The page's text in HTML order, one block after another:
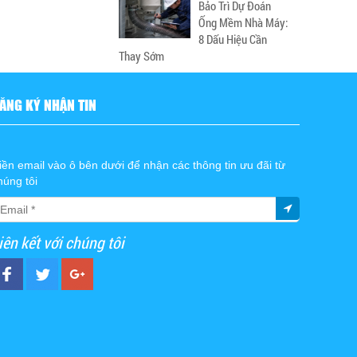
Bảo Trì Dự Đoán
Ống Mềm Nhà Máy:
8 Dấu Hiệu Cần
Thay Sớm
KÝ NHẬN TIN
email vào ô bên dưới để nhận các thông tin ưu đãi từ
tôi
kết với chúng tôi